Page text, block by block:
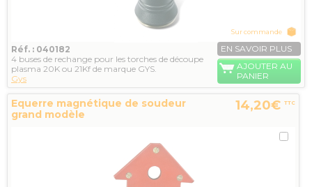
Réf. : 040182
4 buses de rechange pour les torches de découpe
plasma 20K ou 21Kf de marque GYS.
Gys
Sur commande
EN SAVOIR PLUS
AJOUTER AU
PANIER
Equerre magnétique de soudeur
grand modèle
14,20€ TTC